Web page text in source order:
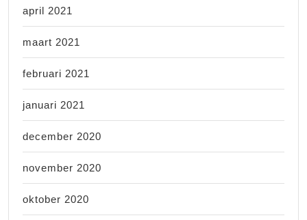
april 2021
maart 2021
februari 2021
januari 2021
december 2020
november 2020
oktober 2020